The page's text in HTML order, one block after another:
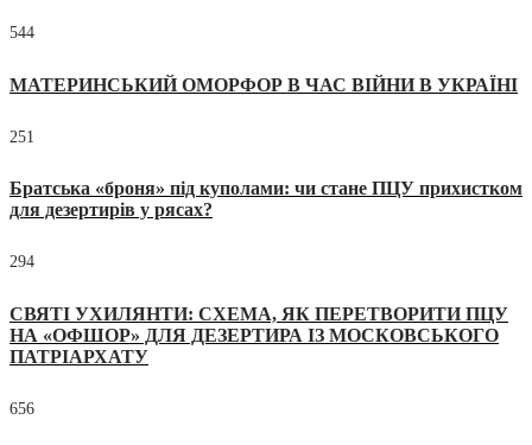
544
МАТЕРИНСЬКИЙ ОМОРФОР В ЧАС ВІЙНИ В УКРАЇНІ
251
Братська «броня» під куполами: чи стане ПЦУ прихистком
для дезертирів у рясах?
294
СВЯТІ УХИЛЯНТИ: СХЕМА, ЯК ПЕРЕТВОРИТИ ПЦУ
НА «ОФШОР» ДЛЯ ДЕЗЕРТИРА ІЗ МОСКОВСЬКОГО
ПАТРІАРХАТУ
656